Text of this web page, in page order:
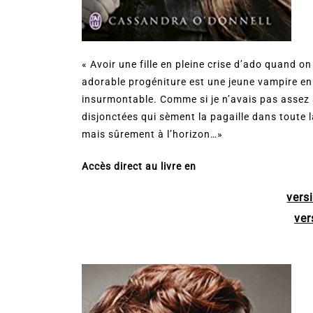
« Avoir une fille en pleine crise d’ado quand
adorable progéniture est une jeune vampire
insurmontable. Comme si je n’avais pas
disjonctées qui sèment la pagaille dans toute
mais sûrement à l’horizon…»
Accès direct au livre en